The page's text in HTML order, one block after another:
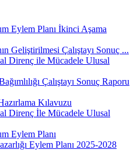
Eylem Planı İkinci Aşama
Geliştirilmesi Çalıştayı Sonuç ...
Direnç ile Mücadele Ulusal
Çalıştayı Sonuç Raporu
Kılavuzu
Direnç İle Mücadele Ulusal
Eylem Planı
Eylem Planı 2025-2028